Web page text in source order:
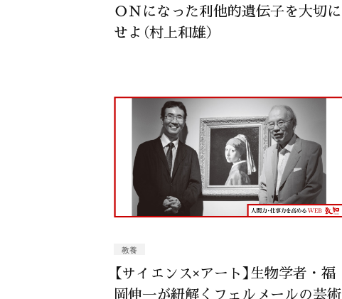
ＯＮになった利他的遺伝子を大切に
せよ（村上和雄）
教養
【サイエンス×アート】生物学者・福
岡伸一が紐解くフェルメールの芸術